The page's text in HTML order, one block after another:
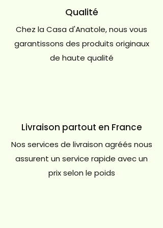
Qualité
Chez la Casa d'Anatole, nous vous
garantissons des produits originaux
de haute qualité
Livraison partout en France
Nos services de livraison agréés nous
assurent un service rapide avec un
prix selon le poids